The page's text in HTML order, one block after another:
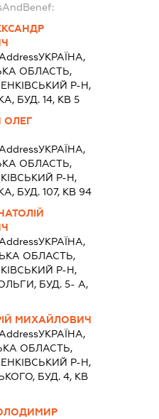
УКРАЇНА,
ОБЛАСТЬ,
Р-Н,
БУД. 14, КВ 5
ОЛЕГ
УКРАЇНА,
ОБЛАСТЬ,
Р-Н,
БУД. 107, КВ 94
УКРАЇНА,
ОБЛАСТЬ,
Р-Н,
БУД. 5- А,
МИХАЙЛОВИЧ
УКРАЇНА,
ОБЛАСТЬ,
Р-Н,
БУД. 4, КВ